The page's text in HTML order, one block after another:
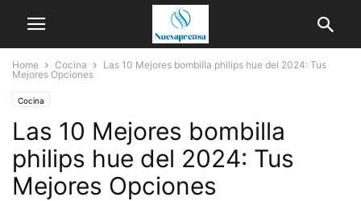
Home Cocina
Las 10 Mejores bombilla philips hue del 2024: Tus
Mejores Opciones
Cocina
Las 10 Mejores bombilla
philips hue del 2024: Tus
Mejores Opciones